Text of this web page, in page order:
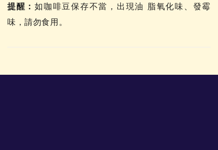
提醒：如咖啡豆保存不當，出現油 脂氧化味、發霉
味，請勿食用。